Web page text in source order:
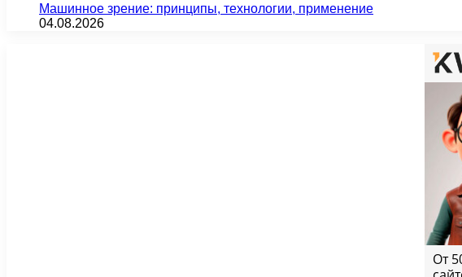
Машинное зрение: принципы, технологии, применение
04.08.2026